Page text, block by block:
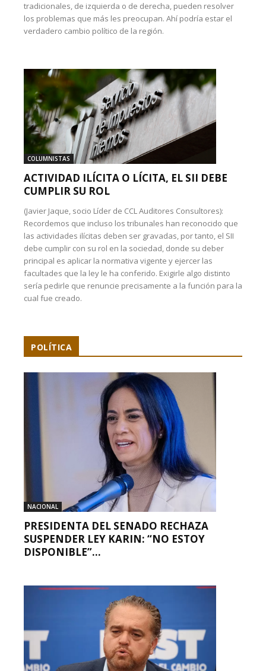
tradicionales, de izquierda o de derecha, pueden resolver
los problemas que más les preocupan. Ahí podría estar el
verdadero cambio político de la región.
COLUMNISTAS
ACTIVIDAD ILÍCITA O LÍCITA, EL SII DEBE
CUMPLIR SU ROL
(Javier Jaque, socio Líder de CCL Auditores Consultores):
Recordemos que incluso los tribunales han reconocido que
las actividades ilícitas deben ser gravadas, por tanto, el SII
debe cumplir con su rol en la sociedad, donde su deber
principal es aplicar la normativa vigente y ejercer las
facultades que la ley le ha conferido. Exigirle algo distinto
sería pedirle que renuncie precisamente a la función para la
cual fue creado.
POLÍTICA
NACIONAL
PRESIDENTA DEL SENADO RECHAZA
SUSPENDER LEY KARIN: “NO ESTOY
DISPONIBLE”...